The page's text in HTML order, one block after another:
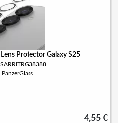
Protector Galaxy S25
PanzerGlass
4,55 €